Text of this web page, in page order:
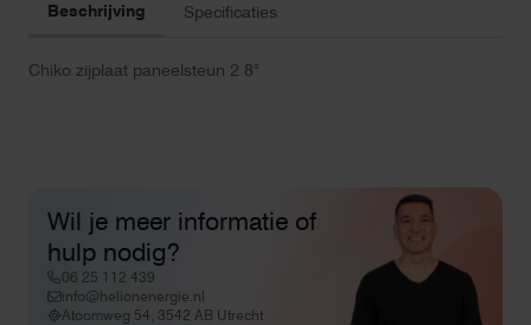
Beschrijving Specificaties
Chiko zijplaat paneelsteun 2 8°
Wil je meer informatie of
hulp nodig?
06 25 112 439
info@helionenergie.nl
Atoomweg 54, 3542 AB Utrecht